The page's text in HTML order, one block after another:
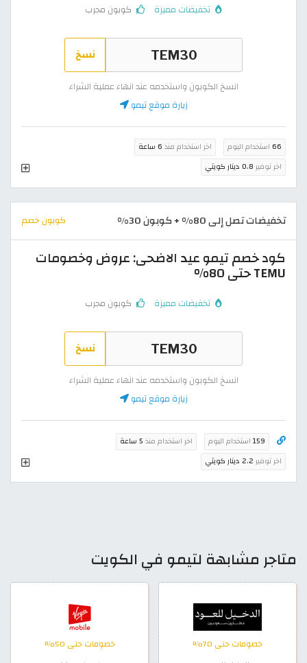
تخفيضات مميزة كوبون مجرب
نسخ
انسخ الكوبون واستخدمه عند انهاء عملية الشراء
زيارة موقع تيمو
66 استخدام اليوم اخر استخدام منذ 6 ساعة
اخر توفير 0.8 دينار كويتي
تخفيضات تصل إلى 80% + كوبون 30% كوبون خصم
كود خصم تيمو عيد الاضحى: عروض وخصومات
TEMU حتى 80%
تخفيضات مميزة كوبون مجرب
نسخ
انسخ الكوبون واستخدمه عند انهاء عملية الشراء
زيارة موقع تيمو
159 استخدام اليوم اخر استخدام منذ 5 ساعة
اخر توفير 2.2 دينار كويتي
متاجر مشابهة لتيمو في الكويت
خصومات حتى 70% خصومات حتى 50%